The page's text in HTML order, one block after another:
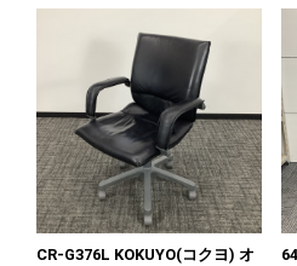
CR-G376L KOKUYO(コクヨ) オ